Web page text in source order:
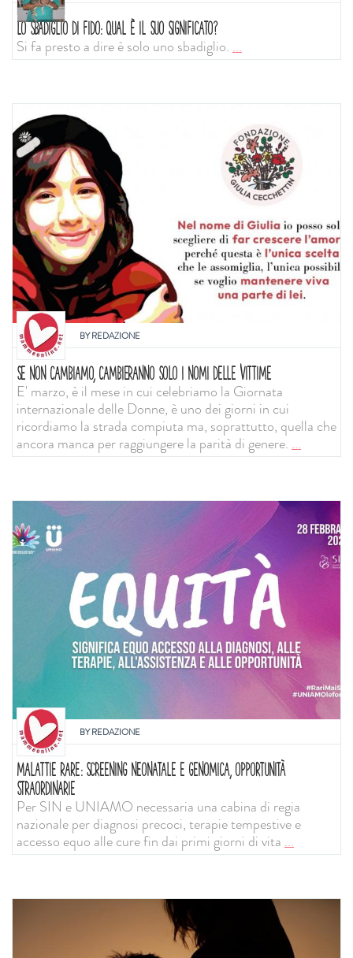
LO SBADIGLIO DI FIDO: QUAL È IL SUO SIGNIFICATO?
Si fa presto a dire è solo uno sbadiglio....
BYREDAZIONE
SE NON CAMBIAMO, CAMBIERANNO SOLO I NOMI DELLE VITTIME
E' marzo, è il mese in cui celebriamo la Giornata
internazionale delle Donne, è uno dei giorni in cui
ricordiamo la strada compiuta ma, soprattutto, quella che
ancora manca per raggiungere la parità di genere. ...
BYREDAZIONE
MALATTIE RARE: SCREENING NEONATALE E GENOMICA, OPPORTUNITÀ
STRAORDINARIE
Per SIN e UNIAMO necessaria una cabina di regia
nazionale per diagnosi precoci, terapie tempestive e
accesso equo alle cure fin dai primi giorni di vita ...